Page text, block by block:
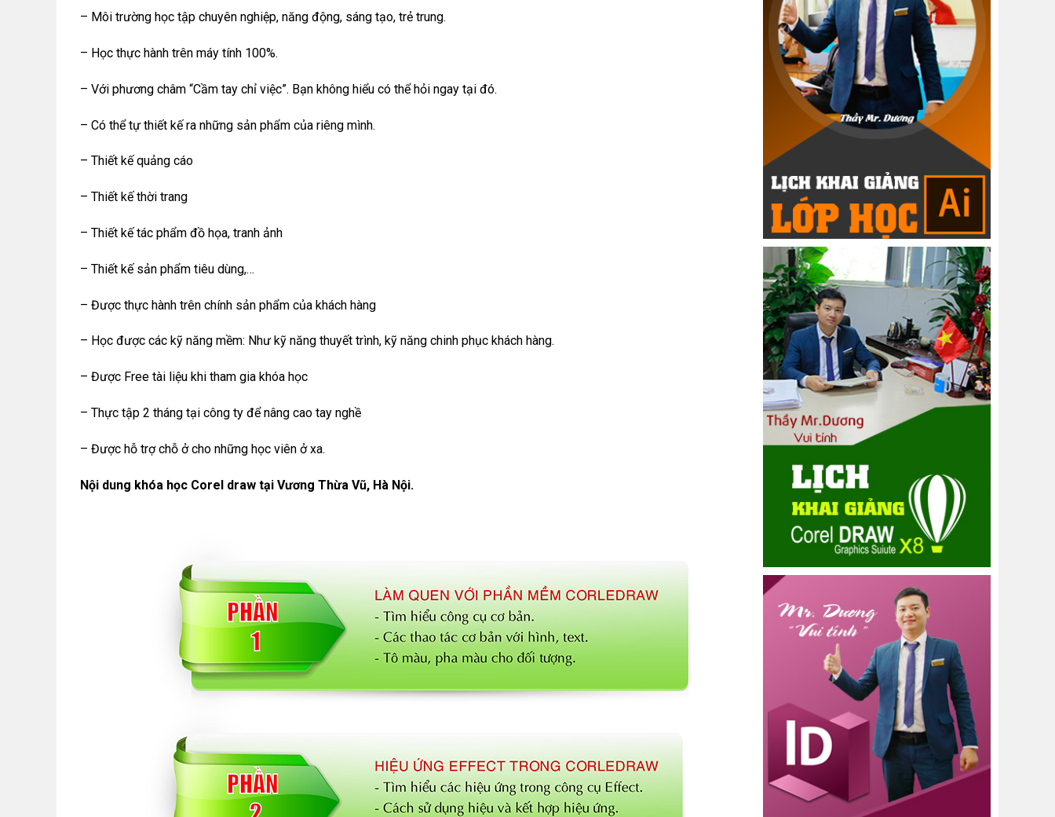
– Môi trường học tập chuyên nghiệp, năng động, sáng tạo, trẻ trung.
– Học thực hành trên máy tính 100%.
– Với phương châm “Cầm tay chỉ việc”. Bạn không hiểu có thể hỏi ngay tại đó.
– Có thể tự thiết kế ra những sản phẩm của riêng mình.
– Thiết kế quảng cáo
– Thiết kế thời trang
– Thiết kế tác phẩm đồ họa, tranh ảnh
– Thiết kế sản phẩm tiêu dùng,…
– Được thực hành trên chính sản phẩm của khách hàng
– Học được các kỹ năng mềm: Như kỹ năng thuyết trình, kỹ năng chinh phục khách hàng.
– Được Free tài liệu khi tham gia khóa học
– Thực tập 2 tháng tại công ty để nâng cao tay nghề
– Được hỗ trợ chỗ ở cho những học viên ở xa.
Nội dung khóa học Corel draw tại Vương Thừa Vũ, Hà Nội.